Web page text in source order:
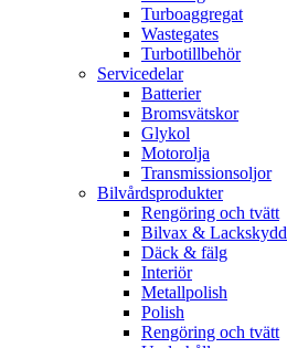
Turboaggregat
Wastegates
Turbotillbehör
Servicedelar
Batterier
Bromsvätskor
Glykol
Motorolja
Transmissionsoljor
Bilvårdsprodukter
Rengöring och tvätt
Bilvax & Lackskydd
Däck & fälg
Interiör
Metallpolish
Polish
Rengöring och tvätt